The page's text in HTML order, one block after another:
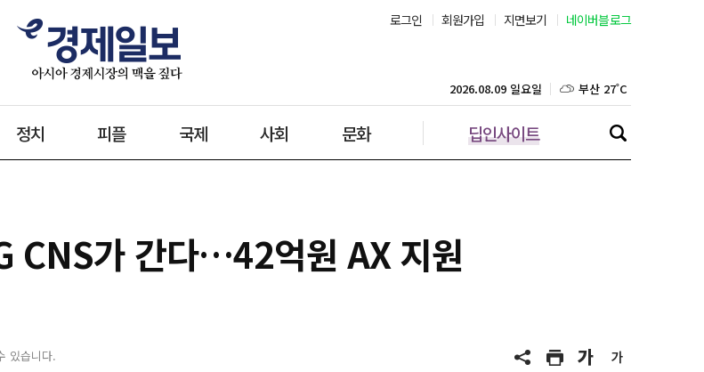
로그인 회원가입 지면보기 네이버블로그
정치 피플 국제 사회 문화 딥인사이트
2026.08.09 일요일 대구 25˚C
인천 25˚C
제주 29˚C
CNS가 간다…42억원 AX 지원
있습니다.